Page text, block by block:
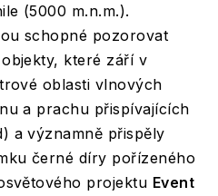
(5000 m.n.m.).
schopné pozorovat
které září v
oblasti vlnových
a prachu přispívajících
a významně přispěly
černé díry pořízeného
projektu Event